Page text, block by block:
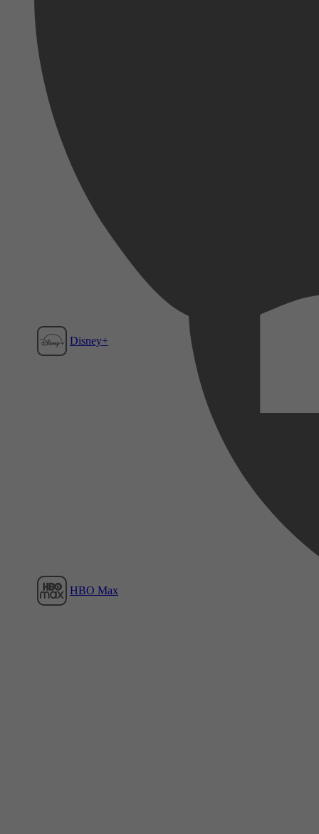
Disney+
HBO Max